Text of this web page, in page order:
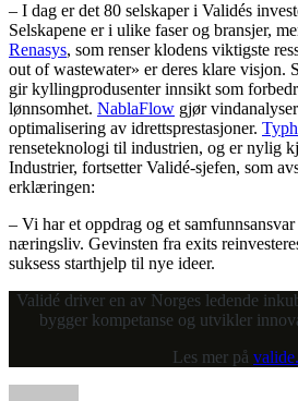
– I dag er det 80 selskaper i Validés
Selskapene er i ulike faser og bransjer,
Renasys, som renser klodens viktigste
out of wastewater» er deres klare visjon.
gir kyllingprodusenter innsikt som
lønnsomhet. NablaFlow gjør
optimalisering av idrettsprestasjoner.
renseteknologi til industrien, og er nylig
Industrier, fortsetter Validé-sjefen, som
erklæringen:
– Vi har et oppdrag og et
næringsliv. Gevinsten fra exits
suksess starthjelp til nye ideer.
Validé driver en av Norges ledende
bygger kompetanse og utvikler
Les mer på